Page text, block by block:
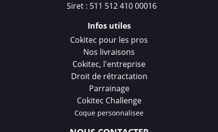
Siret : 511 512 410 00016
Infos utiles
Cokitec pour les pros
Nos livraisons
Cokitec, l'entreprise
Droit de rétractation
Parrainage
Cokitec Challenge
Coque personnalisee